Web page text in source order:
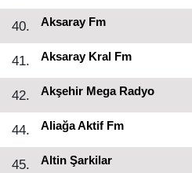
40. Aksaray Fm
41. Aksaray Kral Fm
42. Akşehir Mega Radyo
44. Aliağa Aktif Fm
45. Altin Şarkilar